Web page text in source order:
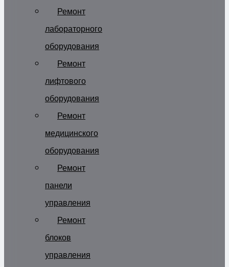
Ремонт
лабораторного
оборудования
Ремонт
лифтового
оборудования
Ремонт
медицинского
оборудования
Ремонт
панели
управления
Ремонт
блоков
управления